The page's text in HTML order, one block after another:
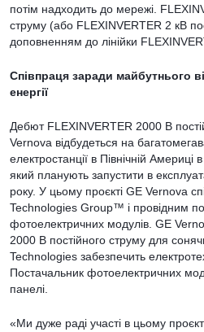
потім надходить до мережі.
струму (або FLEXINVERTER 2 кВ
доповненням до лінійки
Співпраця заради майбутнього
енергії
Дебют FLEXINVERTER 2000 В
Vernova відбудеться на
електростанції в Північній Америці
який планують запустити в
року. У цьому проєкті GE Vernova
Technologies Group™ і провідним
фотоелектричних модулів. GE
2000 В постійного струму для
Technologies забезпечить
Постачальник фотоелектричних
панелі.
«Ми дуже раді участі в цьому